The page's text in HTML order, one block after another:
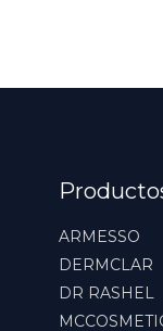
ARMESSO
DERMCLAR
DR RASHEL